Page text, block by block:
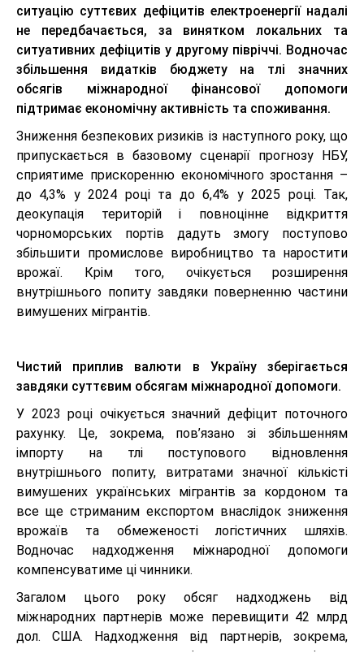
ситуацію суттєвих дефіцитів електроенергії надалі
не передбачається, за винятком локальних та
ситуативних дефіцитів у другому півріччі. Водночас
збільшення видатків бюджету на тлі значних
обсягів міжнародної фінансової допомоги
підтримає економічну активність та споживання.
Зниження безпекових ризиків із наступного року, що
припускається в базовому сценарії прогнозу НБУ,
сприятиме прискоренню економічного зростання –
до 4,3% у 2024 році та до 6,4% у 2025 році. Так,
деокупація територій і повноцінне відкриття
чорноморських портів дадуть змогу поступово
збільшити промислове виробництво та наростити
врожаї. Крім того, очікується розширення
внутрішнього попиту завдяки поверненню частини
вимушених мігрантів.
Чистий приплив валюти в Україну зберігається
завдяки суттєвим обсягам міжнародної допомоги.
У 2023 році очікується значний дефіцит поточного
рахунку. Це, зокрема, пов’язано зі збільшенням
імпорту на тлі поступового відновлення
внутрішнього попиту, витратами значної кількісті
вимушених українських мігрантів за кордоном та
все ще стриманим експортом внаслідок зниження
врожаїв та обмеженості логістичних шляхів.
Водночас надходження міжнародної допомоги
компенсуватиме ці чинники.
Загалом цього року обсяг надходжень від
міжнародних партнерів може перевищити 42 млрд
дол. США. Надходження від партнерів, зокрема,